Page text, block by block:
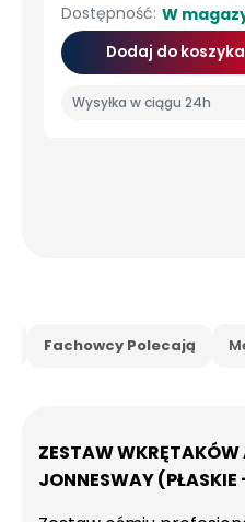
Dostępność: W
Dodaj do koszyka
Wysyłka w ciągu 24h
Fachowcy Polecają
ZESTAW
JONNESWAY (PŁASKIE